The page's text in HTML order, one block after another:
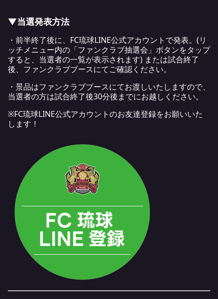
▼当選発表方法
・前半終了後に、FC琉球LINE公式アカウントで発表。(リ
ッチメニュー内の「ファンクラブ抽選会」ボタンをタップ
すると、当選者の一覧が表示されます) または試合終了
後、ファンクラブブースにてご確認ください。
・景品はファンクラブブースにてお渡しいたしますので、
当選者の方は試合終了後30分後までにお越しください。
※FC琉球LINE公式アカウントのお友達登録をお願いいた
します！